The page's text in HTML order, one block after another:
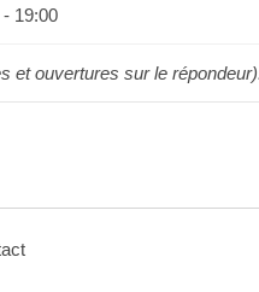
19:00
et ouvertures sur le